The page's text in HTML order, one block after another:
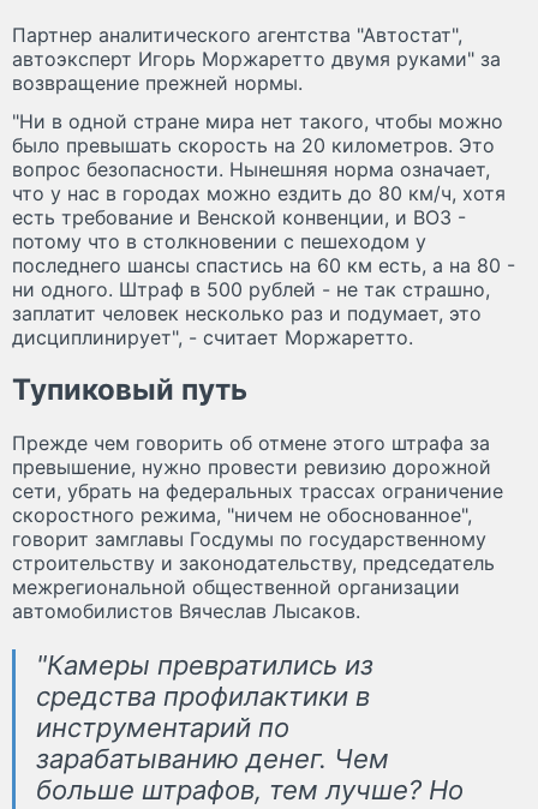
Партнер аналитического агентства "Автостат",
автоэксперт Игорь Моржаретто двумя руками" за
возвращение прежней нормы.
"Ни в одной стране мира нет такого, чтобы можно
было превышать скорость на 20 километров. Это
вопрос безопасности. Нынешняя норма означает,
что у нас в городах можно ездить до 80 км/ч, хотя
есть требование и Венской конвенции, и ВОЗ -
потому что в столкновении с пешеходом у
последнего шансы спастись на 60 км есть, а на 80 -
ни одного. Штраф в 500 рублей - не так страшно,
заплатит человек несколько раз и подумает, это
дисциплинирует", - считает Моржаретто.
Тупиковый путь
Прежде чем говорить об отмене этого штрафа за
превышение, нужно провести ревизию дорожной
сети, убрать на федеральных трассах ограничение
скоростного режима, "ничем не обоснованное",
говорит замглавы Госдумы по государственному
строительству и законодательству, председатель
межрегиональной общественной организации
автомобилистов Вячеслав Лысаков.
"Камеры превратились из
средства профилактики в
инструментарий по
зарабатыванию денег. Чем
больше штрафов, тем лучше? Но